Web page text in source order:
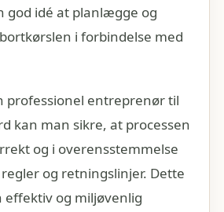
god idé at planlægge og
i forbindelse med
professionel entreprenør til
kan man sikre, at processen
og i overensstemmelse
og retningslinjer. Dette
effektiv og miljøvenlig